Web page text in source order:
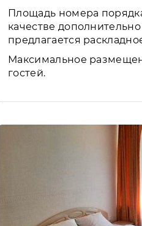
Площадь номера
качестве
предлагается
Максимальное
гостей.